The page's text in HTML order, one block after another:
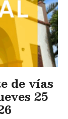
de vías
25